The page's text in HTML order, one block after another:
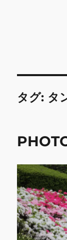
物 etc販
タグ: タ